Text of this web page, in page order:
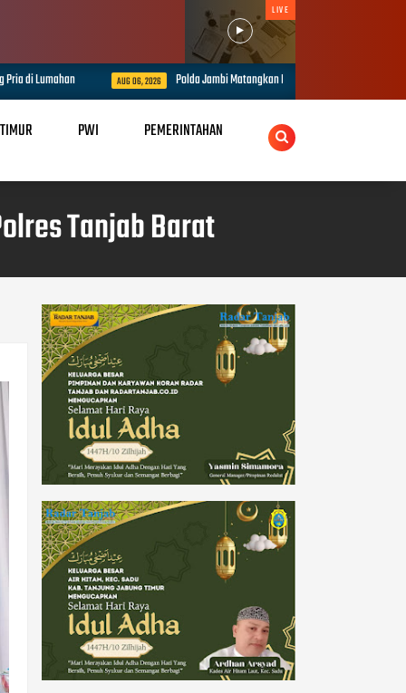
LIVE
AUG 06, 2026 Polda Jambi Matangkan Pengamanan Presisi Merdeka Run 2026 Melalui
PWI PEMERINTAHAN
Tanjab Barat